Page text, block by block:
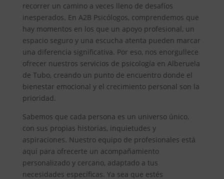
recorrer un camino a veces lleno de desafíos
inesperados. En A2B Psicólogos, comprendemos que
hay momentos en los que un apoyo profesional, un
espacio seguro y una escucha atenta pueden marcar
una diferencia significativa. Por eso, nos enorgullece
ofrecer nuestros servicios de psicología en Alberuela
de Tubo, creando un punto de encuentro donde el
bienestar emocional y el crecimiento personal son la
prioridad.
Sabemos que cada persona es un universo único,
con sus propias historias, inquietudes y
aspiraciones. Nuestro equipo de profesionales está
aquí para ofrecerte un acompañamiento
personalizado y cercano, adaptado a tus
necesidades específicas. Ya sea que estés